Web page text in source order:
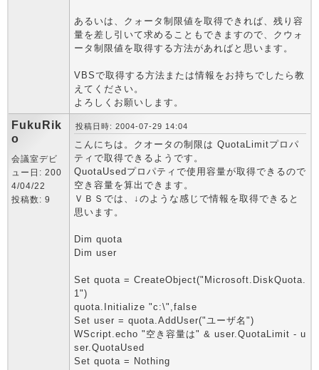
あるいは、クォータ制限値を取得できれば、残り容
量を差し引いて求めることもできますので、クウォ
ータ制限値を取得する方法があればと思います。
VBSで取得する方法または情報をお持ちでしたら教
えてください。
よろしくお願いします。
FukuRik
o
会議室デビ
ュー日: 200
4/04/22
投稿数: 9
投稿日時: 2004-07-29 14:04
こんにちは。クオータの制限は QuotaLimitプロパ
ティで取得できるようです。
QuotaUsedプロパティで使用容量が取得できるので
空き容量を算出できます。
ＶＢＳでは、↓のような感じで情報を取得できると
思います。
Dim quota
Dim user
Set quota = CreateObject("Microsoft.DiskQuota.
1")
quota.Initialize "c:\",false
Set user = quota.AddUser("ユーザ名")
WScript.echo "空き容量は" & user.QuotaLimit - u
ser.QuotaUsed
Set quota = Nothing